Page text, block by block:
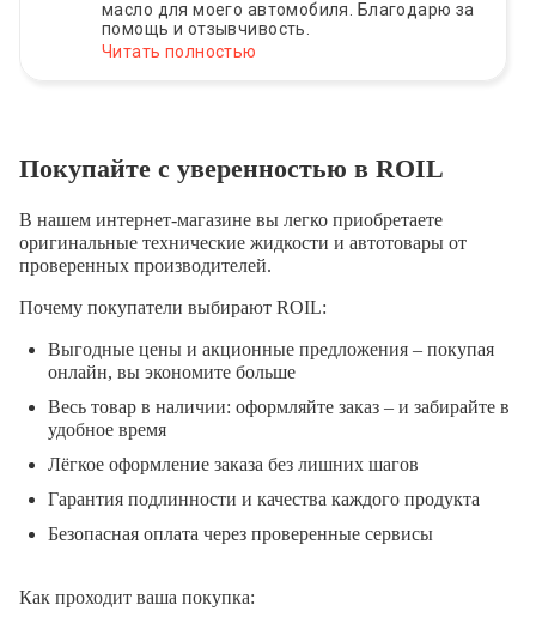
масло для моего автомобиля. Благодарю за
помощь и отзывчивость.
Читать полностью
Покупайте с уверенностью в ROIL
В нашем интернет-магазине вы легко приобретаете
оригинальные технические жидкости и автотовары от
проверенных производителей.
Почему покупатели выбирают ROIL:
Выгодные цены и акционные предложения – покупая
онлайн, вы экономите больше
Весь товар в наличии: оформляйте заказ – и забирайте в
удобное время
Лёгкое оформление заказа без лишних шагов
Гарантия подлинности и качества каждого продукта
Безопасная оплата через проверенные сервисы
Как проходит ваша покупка: